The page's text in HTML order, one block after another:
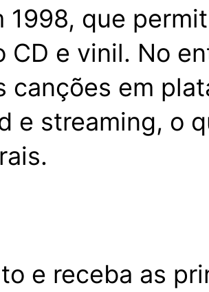
que
CD e vinil. No
canções em
e streaming, o
e receba as